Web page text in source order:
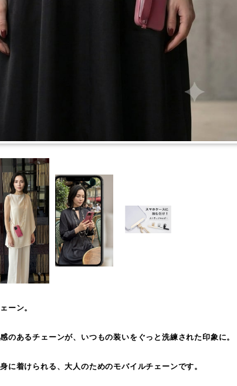
ーン。
のあるチェーンが、いつもの装いをぐっと洗練された印象に。
に着けられる、大人のためのモバイルチェーンです。